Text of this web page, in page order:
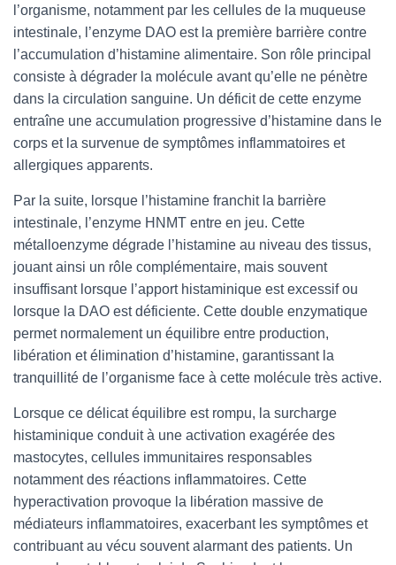
l’organisme, notamment par les cellules de la muqueuse
intestinale, l’enzyme DAO est la première barrière contre
l’accumulation d’histamine alimentaire. Son rôle principal
consiste à dégrader la molécule avant qu’elle ne pénètre
dans la circulation sanguine. Un déficit de cette enzyme
entraîne une accumulation progressive d’histamine dans le
corps et la survenue de symptômes inflammatoires et
allergiques apparents.
Par la suite, lorsque l’histamine franchit la barrière
intestinale, l’enzyme HNMT entre en jeu. Cette
métalloenzyme dégrade l’histamine au niveau des tissus,
jouant ainsi un rôle complémentaire, mais souvent
insuffisant lorsque l’apport histaminique est excessif ou
lorsque la DAO est déficiente. Cette double enzymatique
permet normalement un équilibre entre production,
libération et élimination d’histamine, garantissant la
tranquillité de l’organisme face à cette molécule très active.
Lorsque ce délicat équilibre est rompu, la surcharge
histaminique conduit à une activation exagérée des
mastocytes, cellules immunitaires responsables
notamment des réactions inflammatoires. Cette
hyperactivation provoque la libération massive de
médiateurs inflammatoires, exacerbant les symptômes et
contribuant au vécu souvent alarmant des patients. Un